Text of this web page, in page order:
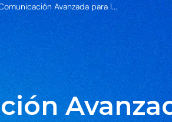
Avanzada para l...